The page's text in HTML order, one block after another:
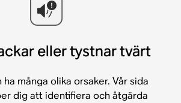
eller tystnar tvärt
många olika orsaker. Vår sida
dig att identifiera och åtgärda